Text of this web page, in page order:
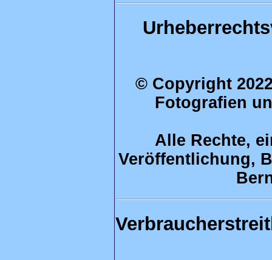
© Copyright
Fotografien
Alle Rechte,
Veröffentlichung,